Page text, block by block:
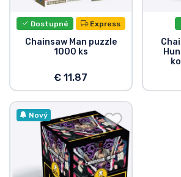
Dostupné Express
Chainsaw Man puzzle
1000 ks
€ 11.87
Nový
Zoradiť podľa karikatúry
Zoradiť podľa Anime
Zoradiť podľa hier
Zoradiť podľa športu
Zoradiť podľa hudby